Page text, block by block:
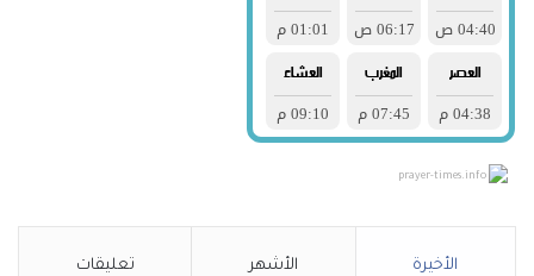
prayer-times.info
الأخيرة الأشهر تعليقات